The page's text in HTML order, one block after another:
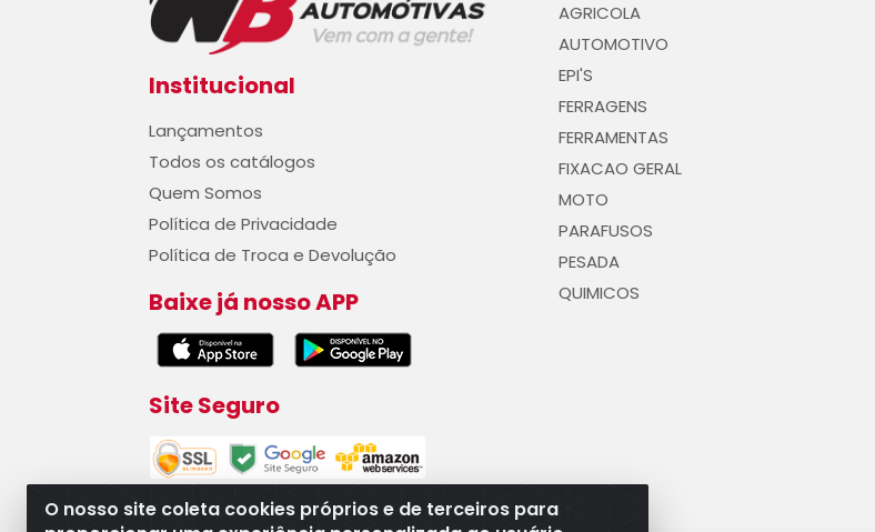
O nosso site coleta cookies próprios e de terceiros para
Institucional
Lançamentos
Todos os catálogos
Quem Somos
Política de Privacidade
Política de Troca e Devolução
Baixe já nosso APP
Site Seguro
AGRICOLA
AUTOMOTIVO
EPI'S
FERRAGENS
FERRAMENTAS
FIXACAO GERAL
MOTO
PARAFUSOS
PESADA
QUIMICOS